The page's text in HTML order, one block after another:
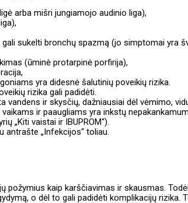
arba mišri jungiamojo audinio liga),
sukelti bronchų spazmą (jo simptomai yra
(ūminė protarpinė porfirija),
yra didesnė šalutinių poveikių rizika.
rizika gali padidėti.
vandens ir skysčių, dažniausiai dėl vėmimo,
ir paaugliams yra inkstų
„Kiti vaistai ir IBUPROM“).
antrašte „Infekcijos“ toliau.
požymius kaip karščiavimas ir skausmas.
o dėl to gali padidėti komplikacijų rizika.